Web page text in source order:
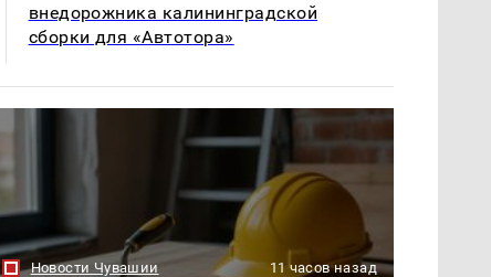
внедорожника калининградской
сборки для «Автотора»
Новости Чувашии 11 часов назад